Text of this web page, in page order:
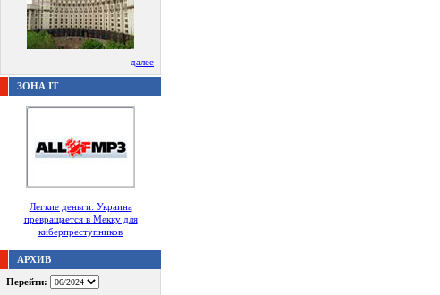
далее
ЗОНА IT
Легкие деньги: Украина
превращается в Мекку для
киберпреступников
АРХИВ
Перейти: